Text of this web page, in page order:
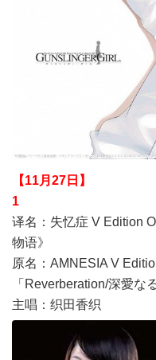
【11月27日】
1
译名：失忆症 V Edition
物语》
原名：AMNESIA V
「Reverberation/深愛な
主唱：织田香织